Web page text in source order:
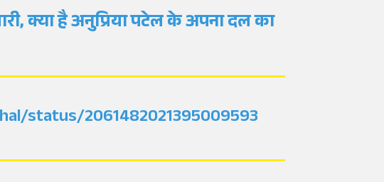
क्या है अनुप्रिया पटेल के अपना दल का
status/2061482021395009593